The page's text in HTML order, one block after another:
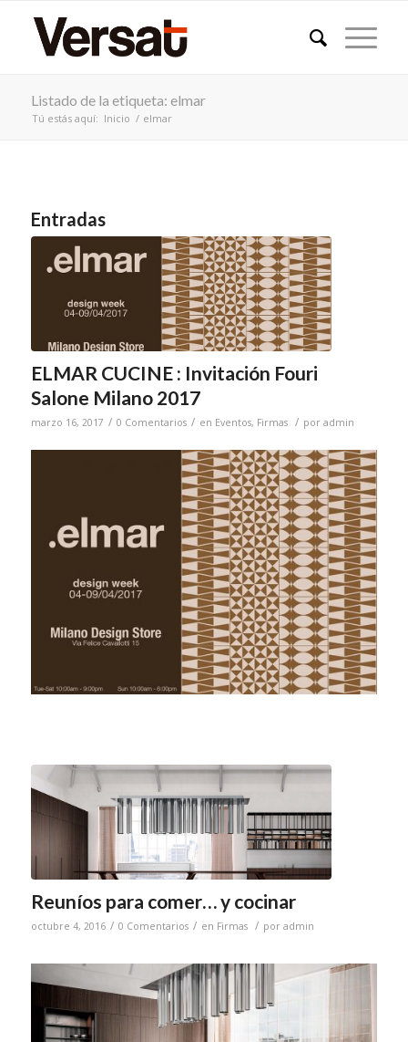
Listado de la etiqueta: elmar
Tú estás aquí: Inicio / elmar
Entradas
ELMAR CUCINE : Invitación Fouri
Salone Milano 2017
marzo 16, 2017 / 0 Comentarios / en Eventos, Firmas / por admin
Reuníos para comer… y cocinar
octubre 4, 2016 / 0 Comentarios / en Firmas / por admin